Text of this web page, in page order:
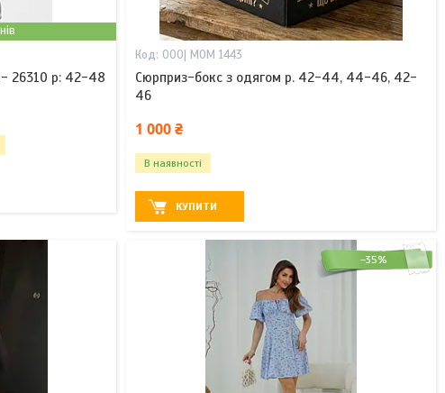
26310 р: 42-48
000| MOM 1443
Сюрприз-бокс з одягом р. 42-44, 44-46, 42-
46
1 000 ₴
В наявності
КУПИТИ
–35%